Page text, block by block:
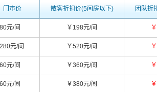
门市价 散客折扣价(5间房以下) 团队折
元/间 ￥198元/间
元/间 ￥520元/间
元/间 ￥360元/间
元/间 ￥380元/间